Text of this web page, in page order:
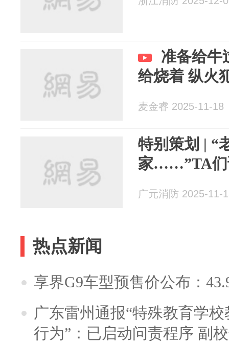
准备给牛
给烧着 纵火
麦金睿 2025-11-18
特别策划 | “
家……”TA们
广元消防 2025-11-
热点新闻
享界G9车型预售价公布：
广东雷州通报“特殊教育学
行为”：已启动问责程序 副